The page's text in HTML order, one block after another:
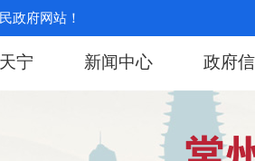
政府网站！
宁 新闻中心 政府